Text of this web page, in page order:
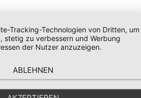
Tracking-Technologien von Dritten, um
stetig zu verbessern und Werbung
der Nutzer anzuzeigen.
ABLEHNEN